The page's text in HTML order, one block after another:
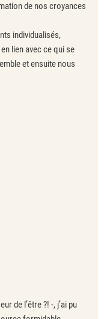
de nos croyances
individualisés,
lien avec ce qui se
et ensuite nous
de l’être ?! -, j’ai pu